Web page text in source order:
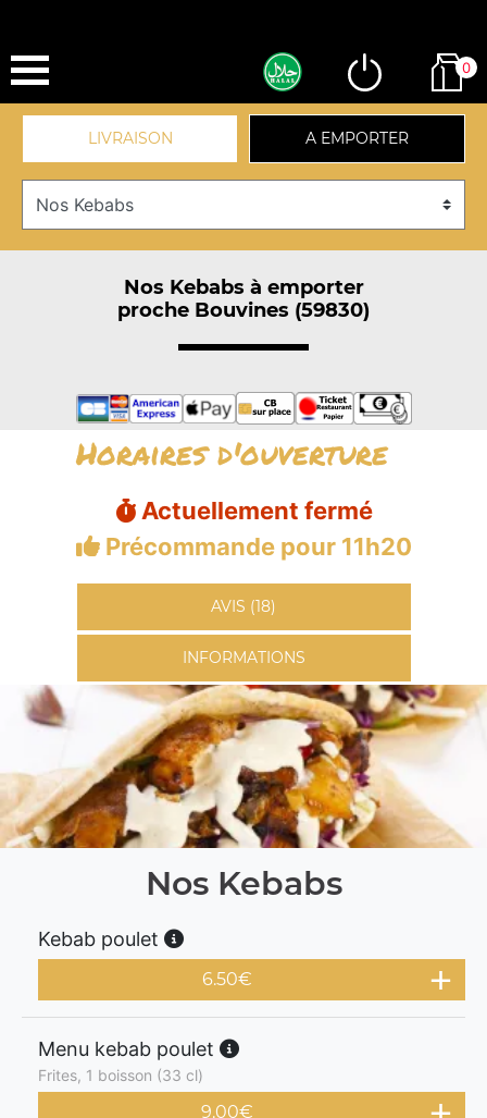
0
LIVRAISON A EMPORTER
Nos Kebabs à emporter
proche Bouvines (59830)
Horaires d'ouverture
Actuellement fermé
Précommande pour 11h20
AVIS (18)
INFORMATIONS
Nos Kebabs
Kebab poulet
6.50€
Menu kebab poulet
Frites, 1 boisson (33 cl)
9.00€